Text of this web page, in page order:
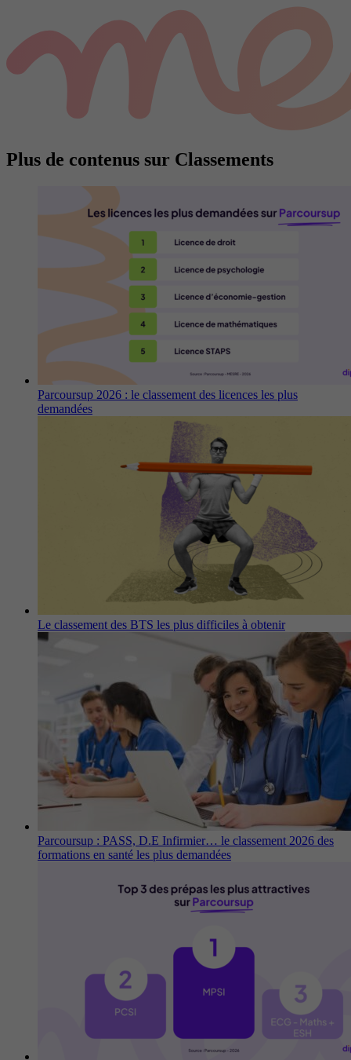
Plus de contenus sur Classements
Parcoursup 2026 : le classement des licences les plus
demandées
Le classement des BTS les plus difficiles à obtenir
Parcoursup : PASS, D.E Infirmier… le classement 2026 des
formations en santé les plus demandées